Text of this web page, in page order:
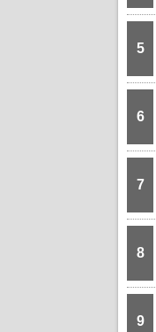
5
6
7
8
9